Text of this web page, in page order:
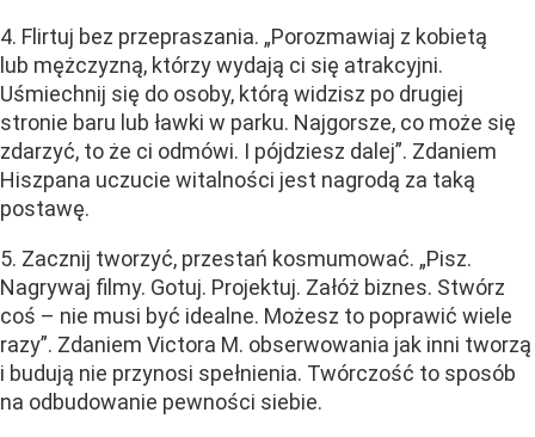
4. Flirtuj bez przepraszania. „Porozmawiaj z kobietą
lub mężczyzną, którzy wydają ci się atrakcyjni.
Uśmiechnij się do osoby, którą widzisz po drugiej
stronie baru lub ławki w parku. Najgorsze, co może się
zdarzyć, to że ci odmówi. I pójdziesz dalej”. Zdaniem
Hiszpana uczucie witalności jest nagrodą za taką
postawę.
5. Zacznij tworzyć, przestań kosmumować. „Pisz.
Nagrywaj filmy. Gotuj. Projektuj. Załóż biznes. Stwórz
coś – nie musi być idealne. Możesz to poprawić wiele
razy”. Zdaniem Victora M. obserwowania jak inni tworzą
i budują nie przynosi spełnienia. Twórczość to sposób
na odbudowanie pewności siebie.